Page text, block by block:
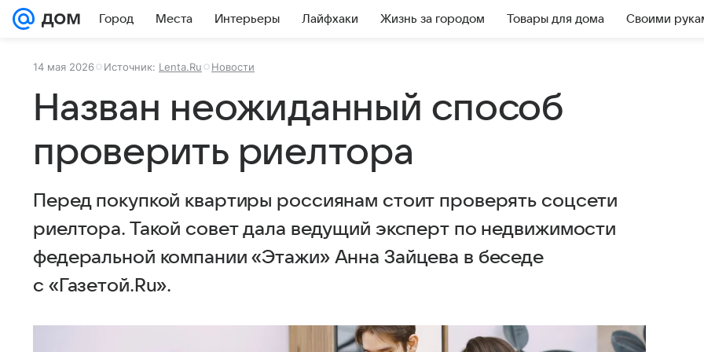
Город Места Интерьеры Лайфхаки Жизнь за городом Товары для дома Своими
14 мая 2026 Источник: Lenta.Ru Новости
Назван неожиданный способ
проверить риелтора
Перед покупкой квартиры россиянам стоит проверять соцсети
риелтора. Такой совет дала ведущий эксперт по недвижимости
федеральной компании «Этажи» Анна Зайцева в беседе
с «Газетой.Ru».